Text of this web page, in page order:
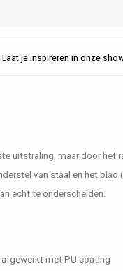
Laat je inspireren in onze
uitstraling, maar door het
van staal en het
echt te onderscheiden.
met PU coating